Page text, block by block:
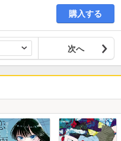
購入する
次へ